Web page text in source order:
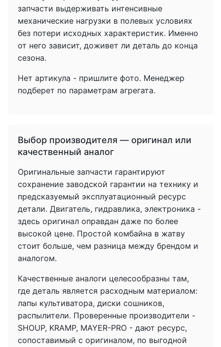
запчасти выдерживать интенсивные
механические нагрузки в полевых условиях
без потери исходных характеристик. Именно
от него зависит, доживет ли деталь до конца
сезона.
Нет артикула - пришлите фото. Менеджер
подберет по параметрам агрегата.
Выбор производителя — оригинал или
качественный аналог
Оригинальные запчасти гарантируют
сохранение заводской гарантии на технику и
предсказуемый эксплуатационный ресурс
детали. Двигатель, гидравлика, электроника -
здесь оригинал оправдан даже по более
высокой цене. Простой комбайна в жатву
стоит больше, чем разница между брендом и
аналогом.
Качественные аналоги целесообразны там,
где деталь является расходным материалом:
лапы культиватора, диски сошников,
распылители. Проверенные производители -
SHOUP, KRAMP, MAYER-PRO - дают ресурс,
сопоставимый с оригиналом, по выгодной